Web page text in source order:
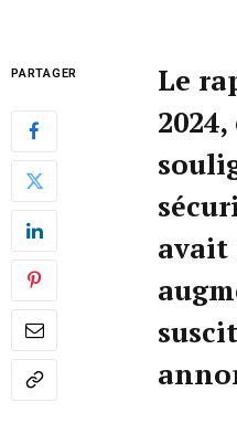
PARTAGER
Le
avait